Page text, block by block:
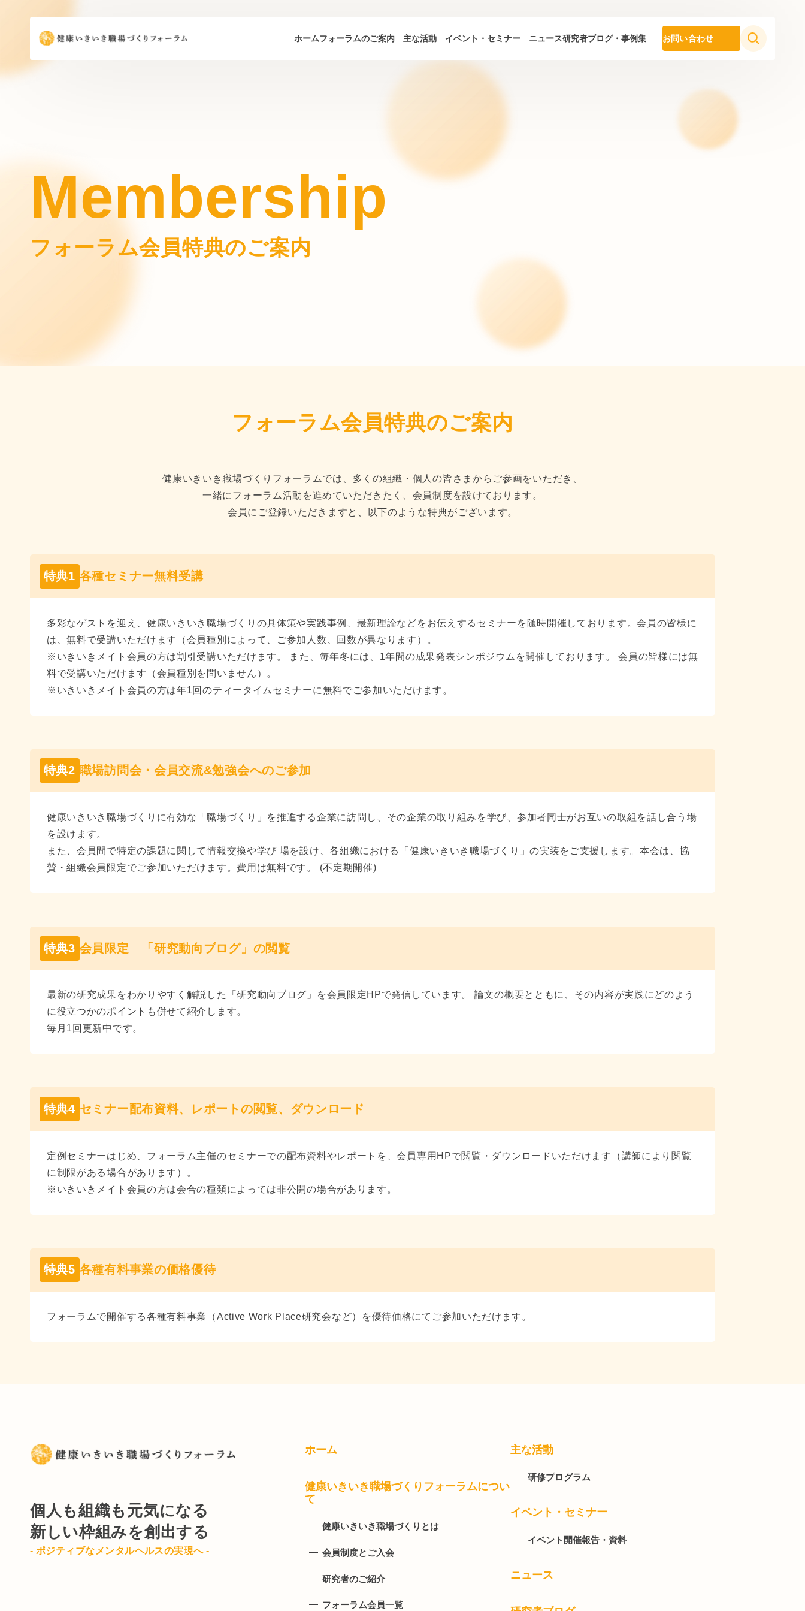
ホームフォーラムのご案内 主な活動 イベント・セミナー ニュース研究者ブログ・事例集 お問い合わせ
Membership
フォーラム会員特典のご案内
フォーラム会員特典のご案内
健康いきいき職場づくりフォーラムでは、多くの組織・個人の皆さまからご参画をいただき、
一緒にフォーラム活動を進めていただきたく、会員制度を設けております。
会員にご登録いただきますと、以下のような特典がございます。
特典1 各種セミナー無料受講
多彩なゲストを迎え、健康いきいき職場づくりの具体策や実践事例、最新理論などをお伝えするセミナーを随時開催しております。会員の皆様に
は、無料で受講いただけます（会員種別によって、ご参加人数、回数が異なります）。
※いきいきメイト会員の方は割引受講いただけます。 また、毎年冬には、1年間の成果発表シンポジウムを開催しております。 会員の皆様には無
料で受講いただけます（会員種別を問いません）。
※いきいきメイト会員の方は年1回のティータイムセミナーに無料でご参加いただけます。
特典2 職場訪問会・会員交流&勉強会へのご参加
健康いきいき職場づくりに有効な「職場づくり」を推進する企業に訪問し、その企業の取り組みを学び、参加者同士がお互いの取組を話し合う場
を設けます。
また、会員間で特定の課題に関して情報交換や学び 場を設け、各組織における「健康いきいき職場づくり」の実装をご支援します。本会は、協
賛・組織会員限定でご参加いただけます。費用は無料です。 (不定期開催)
特典3 会員限定 「研究動向ブログ」の閲覧
最新の研究成果をわかりやすく解説した「研究動向ブログ」を会員限定HPで発信しています。 論文の概要とともに、その内容が実践にどのよう
に役立つかのポイントも併せて紹介します。
毎月1回更新中です。
特典4 セミナー配布資料、レポートの閲覧、ダウンロード
定例セミナーはじめ、フォーラム主催のセミナーでの配布資料やレポートを、会員専用HPで閲覧・ダウンロードいただけます（講師により閲覧
に制限がある場合があります）。
※いきいきメイト会員の方は会合の種類によっては非公開の場合があります。
特典5 各種有料事業の価格優待
フォーラムで開催する各種有料事業（Active Work Place研究会など）を優待価格にてご参加いただけます。
個人も組織も元気になる
新しい枠組みを創出する
- ポジティブなメンタルヘルスの実現へ -
ホーム
健康いきいき職場づくりフォーラムについ
て
健康いきいき職場づくりとは
会員制度とご入会
研究者のご紹介
フォーラム会員一覧
主な活動
研修プログラム
イベント・セミナー
イベント開催報告・資料
ニュース